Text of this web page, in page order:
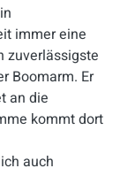
immer eine
zuverlässigste
Boomarm. Er
an die
kommt dort
auch